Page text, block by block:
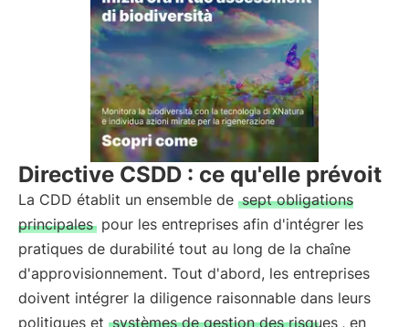
Directive CSDD : ce qu'elle prévoit
La CDD établit un ensemble de sept obligations
principales pour les entreprises afin d'intégrer les
pratiques de durabilité tout au long de la chaîne
d'approvisionnement. Tout d'abord, les entreprises
doivent intégrer la diligence raisonnable dans leurs
politiques et systèmes de gestion des risques , en